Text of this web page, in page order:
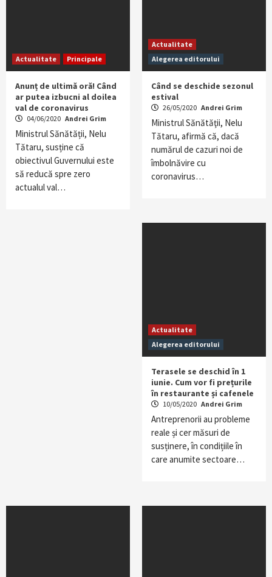
Actualitate Principale
Anunț de ultimă oră! Când
ar putea izbucni al doilea
val de coronavirus
04/06/2020 Andrei Grim
Ministrul Sănătății, Nelu
Tătaru, susține că
obiectivul Guvernului este
să reducă spre zero
actualul val…
Actualitate
Alegerea editorului
Când se deschide sezonul
estival
26/05/2020 Andrei Grim
Ministrul Sănătăţii, Nelu
Tătaru, afirmă că, dacă
numărul de cazuri noi de
îmbolnăvire cu
coronavirus…
Actualitate
Alegerea editorului
Terasele se deschid în 1
iunie. Cum vor fi prețurile
în restaurante și cafenele
10/05/2020 Andrei Grim
Antreprenorii au probleme
reale și cer măsuri de
susținere, în condițiile în
care anumite sectoare…